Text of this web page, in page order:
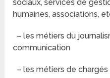
sociaux, services de
humaines, associations,
– les métiers du
communication
– les métiers de